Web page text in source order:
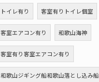
トイレ有り 客室有りトイレ個室
客室エアコン有り 和歌山海神
客室有り客室エアコン有り
和歌山ジギング船和歌山落とし込み船